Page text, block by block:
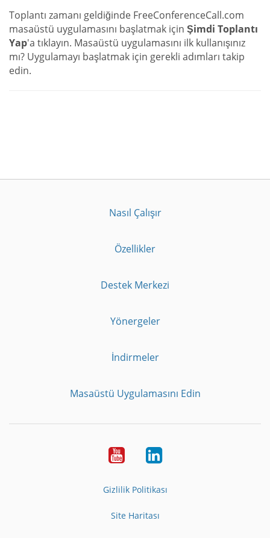
Toplantı zamanı geldiğinde FreeConferenceCall.com
masaüstü uygulamasını başlatmak için Şimdi Toplantı
Yap'a tıklayın. Masaüstü uygulamasını ilk kullanışınız
mı? Uygulamayı başlatmak için gerekli adımları takip
edin.
Nasıl Çalışır
Özellikler
Destek Merkezi
Yönergeler
İndirmeler
Masaüstü Uygulamasını Edin
YoutubeLinkedIn
Gizlilik Politikası
Site Haritası